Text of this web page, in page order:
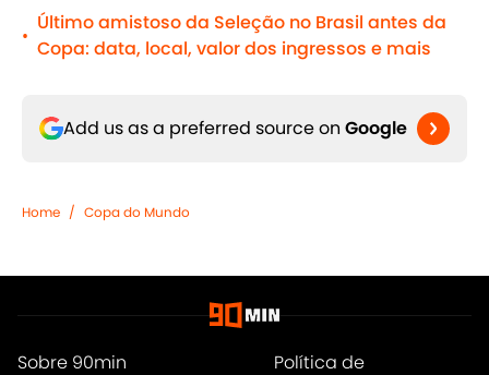
•
Último amistoso da Seleção no Brasil antes da
Copa: data, local, valor dos ingressos e mais
Add us as a preferred source on Google
Home / Copa do Mundo
Sobre 90min Política de